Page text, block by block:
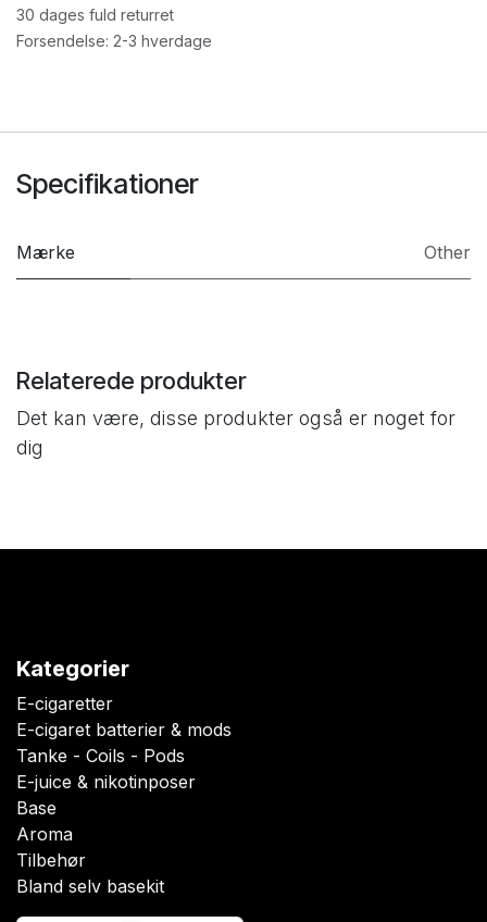
30 dages fuld returret
Forsendelse: 2-3 hverdage
Specifikationer
Mærke Other
Relaterede produkter
Det kan være, disse produkter også er noget for
dig
Kategorier
E-cigaretter
E-cigaret batterier & mods
Tanke - Coils - Pods
E-juice & nikotinposer
Base
Aroma
Tilbehør
Bland selv basekit